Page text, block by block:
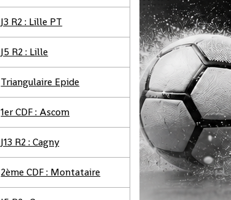
J3 R2 : Lille PT
J5 R2 : Lille
Triangulaire Epide
1er CDF : Ascom
J13 R2 : Cagny
2ème CDF : Montataire